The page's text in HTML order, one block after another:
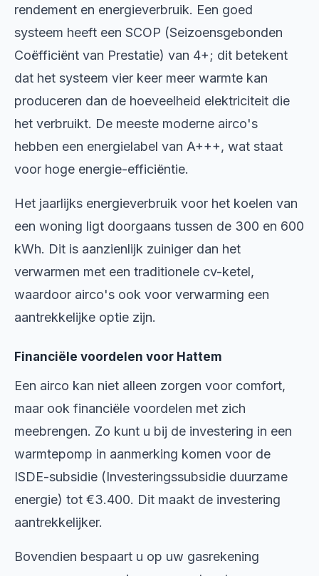
rendement en energieverbruik. Een goed
systeem heeft een SCOP (Seizoensgebonden
Coëfficiënt van Prestatie) van 4+; dit betekent
dat het systeem vier keer meer warmte kan
produceren dan de hoeveelheid elektriciteit die
het verbruikt. De meeste moderne airco's
hebben een energielabel van A+++, wat staat
voor hoge energie-efficiëntie.
Het jaarlijks energieverbruik voor het koelen van
een woning ligt doorgaans tussen de 300 en 600
kWh. Dit is aanzienlijk zuiniger dan het
verwarmen met een traditionele cv-ketel,
waardoor airco's ook voor verwarming een
aantrekkelijke optie zijn.
Financiële voordelen voor Hattem
Een airco kan niet alleen zorgen voor comfort,
maar ook financiële voordelen met zich
meebrengen. Zo kunt u bij de investering in een
warmtepomp in aanmerking komen voor de
ISDE-subsidie (Investeringssubsidie duurzame
energie) tot €3.400. Dit maakt de investering
aantrekkelijker.
Bovendien bespaart u op uw gasrekening